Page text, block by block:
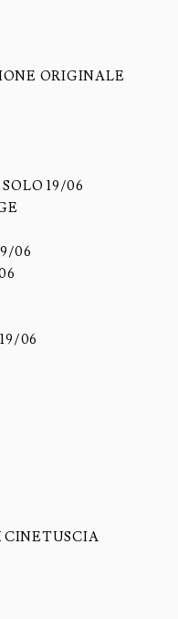
ORIGINALE
19/06
06
06